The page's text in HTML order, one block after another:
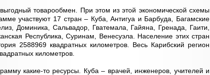
товарообмен. При этом из этой экономической схемы
участвуют 17 стран – Куба, Антигуа и Барбуда, Багамские
Доминика, Сальвадор, Гватемала, Гайяна, Гренада, Гаити,
Республика, Суринам, Венесуэла. Население этих стран
2588969 квадратных километров. Весь Карибский регион
километров.
какие-то ресурсы. Куба – врачей, инженеров, учителей и